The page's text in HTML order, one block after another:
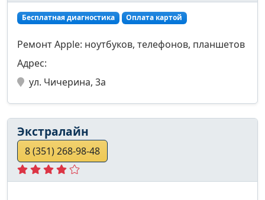
Бесплатная диагностика Оплата картой
Ремонт Apple: ноутбуков, телефонов, планшетов
Адрес:
ул. Чичерина, 3а
Экстралайн
8 (351) 268-98-48